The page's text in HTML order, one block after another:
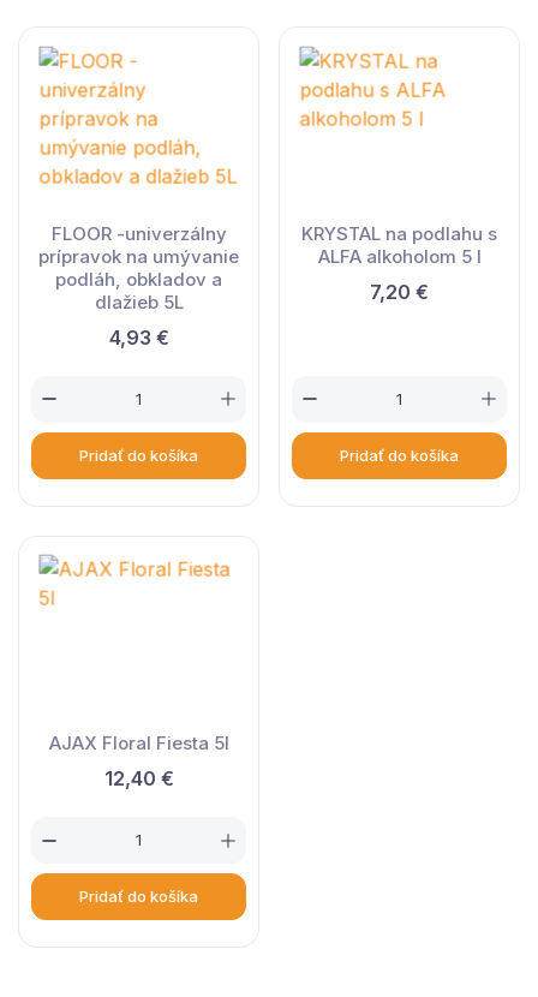
FLOOR -univerzálny
prípravok na umývanie
podláh, obkladov a
dlažieb 5L
4,93 €
Pridať do košíka
KRYSTAL na podlahu s
ALFA alkoholom 5 l
7,20 €
Pridať do košíka
AJAX Floral Fiesta 5l
12,40 €
Pridať do košíka